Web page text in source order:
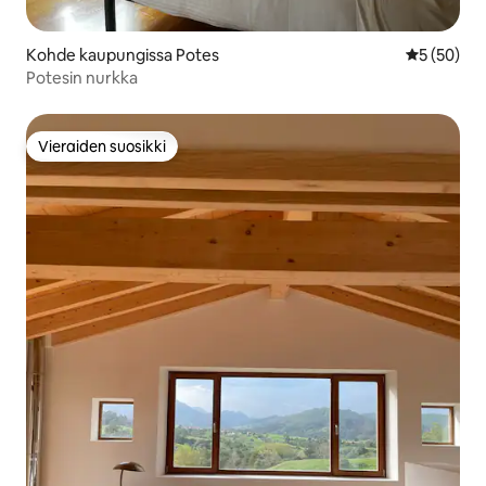
Kohde kaupungissa Potes
5 (50)
Potesin nurkka
Vieraiden suosikki
Vieraiden suosikki